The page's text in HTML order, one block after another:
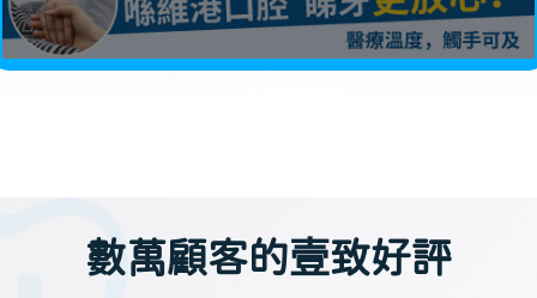
數萬顧客的壹致好評